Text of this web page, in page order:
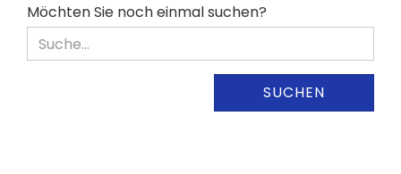
MÖCHTEN
SIE
NOCH
Möchten Sie noch einmal suchen?
SUCHEN